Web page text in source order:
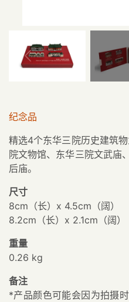
纪念品
精选4个东华三院历史建筑
院文物馆、东华三院文武庙
后庙。
尺寸
8cm（长）x 4.5cm（阔）
8.2cm（长）x 2.1cm（阔）
重量
0.26 kg
备注
*产品颜色可能会因为拍摄